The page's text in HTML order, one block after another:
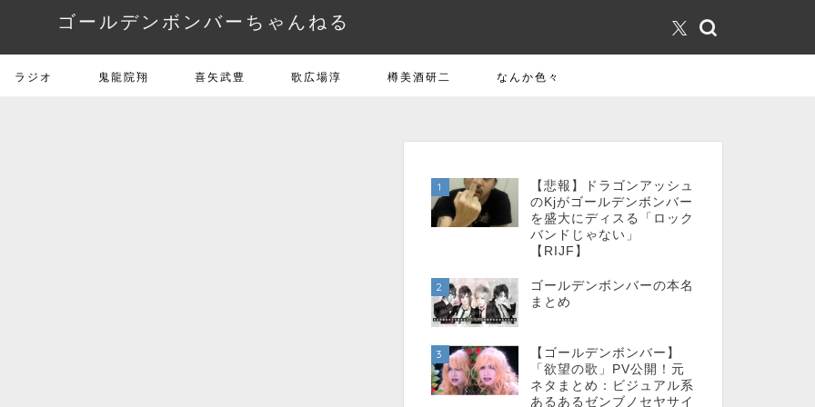
ゴールデンボンバーちゃんねる
ラジオ 鬼龍院翔 喜矢武豊 歌広場淳 樽美酒研二 なんか色々
1
【悲報】ドラゴンアッシュ
のKjがゴールデンボンバー
を盛大にディスる「ロック
バンドじゃない」
【RIJF】
2
ゴールデンボンバーの本名
まとめ
3
【ゴールデンボンバー】
「欲望の歌」PV公開！元
ネタまとめ：ビジュアル系
あるあるゼンブノセヤサイ